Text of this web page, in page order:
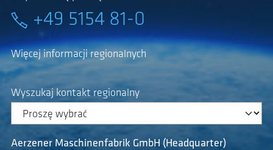
+49 5154 81-0
Więcej informacji regionalnych
Wyszukaj kontakt regionalny
Aerzener Maschinenfabrik GmbH (Headquarter)